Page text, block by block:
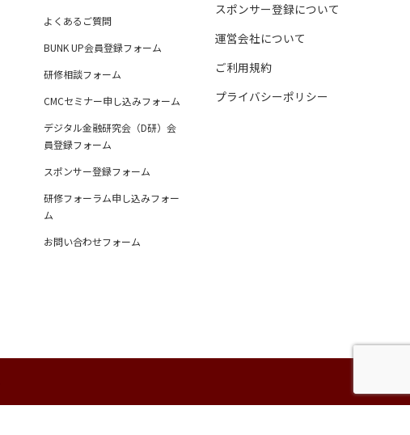
よくあるご質問
BUNK UP会員登録フォーム
研修相談フォーム
CMCセミナー申し込みフォーム
デジタル金融研究会（D研）会
員登録フォーム
スポンサー登録フォーム
研修フォーラム申し込みフォー
ム
お問い合わせフォーム
スポンサー登録について
運営会社について
ご利用規約
プライバシーポリシー